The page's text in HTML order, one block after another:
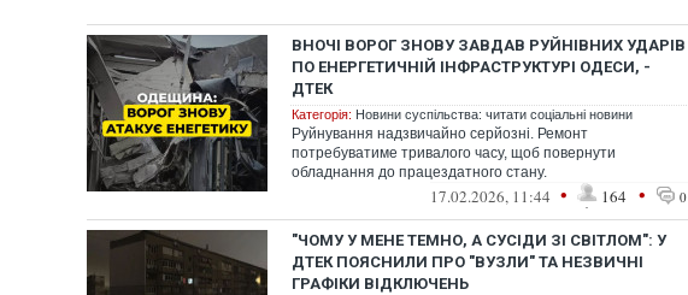
ВНОЧІ ВОРОГ ЗНОВУ ЗАВДАВ РУЙНІВНИХ УДАРІВ
ПО ЕНЕРГЕТИЧНІЙ ІНФРАСТРУКТУРІ ОДЕСИ, -
ДТЕК
Категорія: Новини суспільства: читати соціальні новини
Руйнування надзвичайно серйозні. Ремонт
потребуватиме тривалого часу, щоб повернути
обладнання до працездатного стану.
17.02.2026, 11:44 • 164 • 0
"ЧОМУ У МЕНЕ ТЕМНО, А СУСІДИ ЗІ СВІТЛОМ": У
ДТЕК ПОЯСНИЛИ ПРО "ВУЗЛИ" ТА НЕЗВИЧНІ
ГРАФІКИ ВІДКЛЮЧЕНЬ